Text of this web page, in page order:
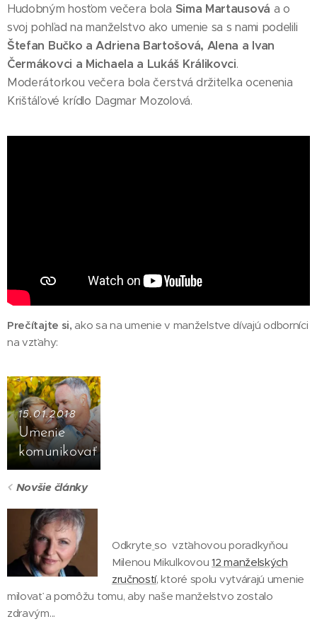
Hudobným hosťom večera bola Sima Martausová a o
svoj pohľad na manželstvo ako umenie sa s nami podelili
Štefan Bučko a Adriena Bartošová, Alena a Ivan
Čermákovci a Michaela a Lukáš Králikovci.
Moderátorkou večera bola čerstvá držiteľka ocenenia
Krištáľové krídlo Dagmar Mozolová.
Prečítajte si, ako sa na umenie v manželstve dívajú odborníci
na vzťahy:
15.01.2018
Umenie
komunikovať
Novšie články
Odkryte so vzťahovou poradkyňou
Milenou Mikulkovou12 manželských
zručností, ktoré spolu vytvárajú umenie
milovať a pomôžu tomu, aby naše manželstvo zostalo
zdravým...